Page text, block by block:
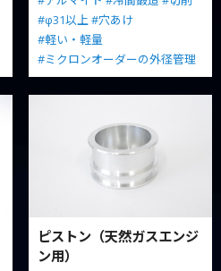
#φ31以上#穴あけ
#軽い・軽量
#ミクロンオーダーの外径管理
ピストン（天然ガスエンジ
ン用）